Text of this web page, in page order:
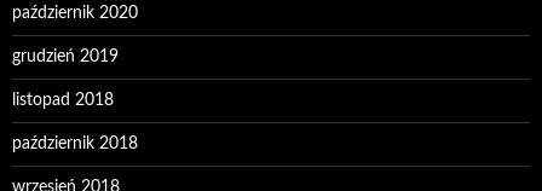
październik 2020
grudzień 2019
listopad 2018
październik 2018